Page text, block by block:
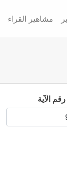
مشاهير القراء
الآية